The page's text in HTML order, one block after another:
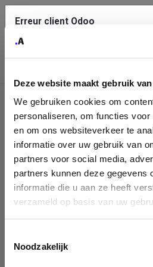
Deze website maakt gebruik
We gebruiken cookies om
personaliseren, om functies
en om ons websiteverkeer te
informatie over uw gebruik van
partners voor social media,
partners kunnen deze gegevens
informatie die u aan ze heeft
verzameld op basis van uw
Noodzakelijk
Identification
de
l'entreprise
Please fill in your
form. If you don't find your company in
a new company record with the button
Erreur client Odoo
Une erreur s'est produite
Utilisez le bouton Copier pour
service de support.
Voir les détails
Ok